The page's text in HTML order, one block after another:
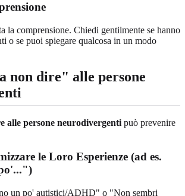
la comprensione. Chiedi gentilmente se hanno
o se puoi spiegare qualcosa in un modo
non dire" alle persone
alle persone neurodivergenti può prevenire
le Loro Esperienze (ad es.
un po' autistici/ADHD" o "Non sembri